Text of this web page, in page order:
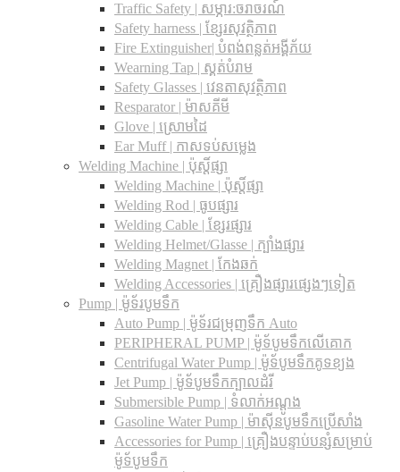
Traffic Safety​ | សម្ភារ:ចរាចរណ៍
Safety harness | ខ្សែរសុវត្ថិភាព
Fire Extinguisher| បំពង់ពន្លត់អង្គីភ័យ
Wearning Tap | ស្គត់បំរាម
Safety Glasses | វេនតាសុវត្ថិភាព
Resparator | ម៉ាសគីមី
Glove | ស្រោមដៃ
Ear Muff | កាសទប់សម្លេង
Welding Machine | ប៉ុស្តិ៍ផ្សា
Welding Machine | ប៉ុស្តិ៍ផ្សា
Welding Rod | ធូបផ្សារ
Welding Cable | ខ្សែរផ្សារ
Welding Helmet/Glasse | ក្បាំងផ្សារ
Welding Magnet | កែងឆក់
Welding Accessories | គ្រឿងផ្សារផ្សេងៗទៀត
Pump | ម៉ូទ័របូមទឹក
Auto Pump | ម៉ូទ័រជម្រុញទឹក Auto
PERIPHERAL PUMP | ម៉ូទ័បូមទឹកលើគោក
Centrifugal Water Pump | ម៉ូទ័បូមទឹកគូទខ្យង
Jet Pump | ម៉ូទ័បូមទឹកក្បាលដំរី
Submersible Pump | ទំលាក់អណ្តូង
Gasoline Water Pump | ម៉ាស៊ីនបូមទឹកប្រើសាំង
Accessories for Pump | គ្រឿងបន្ទាប់បន្សំសម្រាប់
ម៉ូទ័បូមទឹក